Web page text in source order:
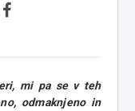
mi pa se v teh
odmaknjeno in